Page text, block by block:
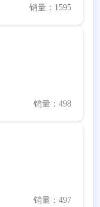
销量：1595
销量：498
销量：497